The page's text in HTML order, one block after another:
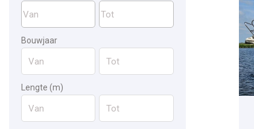
Bouwjaar
Lengte (m)